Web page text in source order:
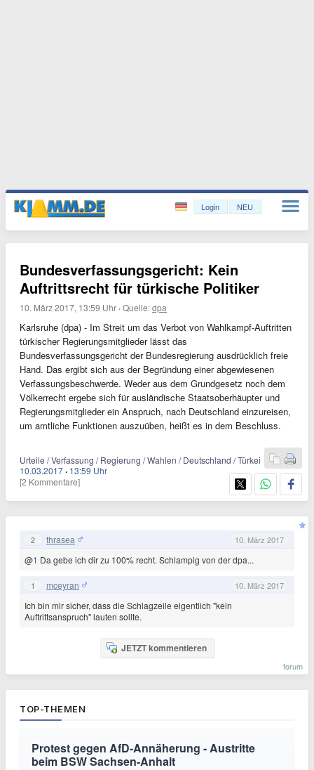
Login NEU
Bundesverfassungsgericht: Kein
Auftrittsrecht für türkische Politiker
10. März 2017, 13:59 Uhr ·Quelle:dpa
Karlsruhe (dpa) - Im Streit um das Verbot von Wahlkampf-Auftritten
türkischer Regierungsmitglieder lässt das
Bundesverfassungsgericht der Bundesregierung ausdrücklich freie
Hand. Das ergibt sich aus der Begründung einer abgewiesenen
Verfassungsbeschwerde. Weder aus dem Grundgesetz noch dem
Völkerrecht ergebe sich für ausländische Staatsoberhäupter und
Regierungsmitglieder ein Anspruch, nach Deutschland einzureisen,
um amtliche Funktionen auszuüben, heißt es in dem Beschluss.
Urteile / Verfassung / Regierung / Wahlen / Deutschland / Türkei
10.03.2017 · 13:59 Uhr
[2 Kommentare]
2 thrasea 10. März 2017
@1 Da gebe ich dir zu 100% recht. Schlampig von der dpa...
1 mceyran 10. März 2017
Ich bin mir sicher, dass die Schlagzeile eigentlich "kein
Auftrittsanspruch" lauten sollte.
JETZT kommentieren
forum
TOP-THEMEN
Protest gegen AfD-Annäherung - Austritte
beim BSW Sachsen-Anhalt